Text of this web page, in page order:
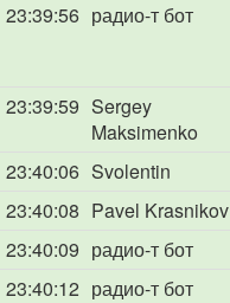
23:39:56 радио-т бот
23:39:59 Sergey
Maksimenko
23:40:06 Svolentin
23:40:08 Pavel Krasnikov
23:40:09 радио-т бот
23:40:12 радио-т бот